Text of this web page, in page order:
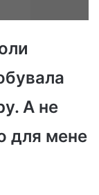
А не
для мене